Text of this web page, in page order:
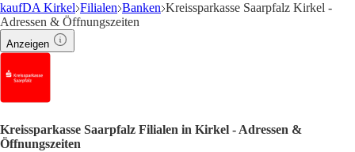
kaufDA Kirkel Filialen Banken Kreissparkasse Saarpfalz Kirkel -
Adressen & Öffnungszeiten
Anzeigen
Kreissparkasse Saarpfalz Filialen in Kirkel - Adressen &
Öffnungszeiten